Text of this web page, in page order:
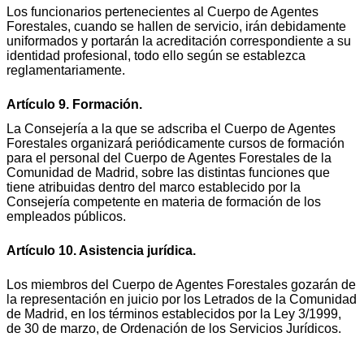
Los funcionarios pertenecientes al Cuerpo de Agentes
Forestales, cuando se hallen de servicio, irán debidamente
uniformados y portarán la acreditación correspondiente a su
identidad profesional, todo ello según se establezca
reglamentariamente.
Artículo 9. Formación.
La Consejería a la que se adscriba el Cuerpo de Agentes
Forestales organizará periódicamente cursos de formación
para el personal del Cuerpo de Agentes Forestales de la
Comunidad de Madrid, sobre las distintas funciones que
tiene atribuidas dentro del marco establecido por la
Consejería competente en materia de formación de los
empleados públicos.
Artículo 10. Asistencia jurídica.
Los miembros del Cuerpo de Agentes Forestales gozarán de
la representación en juicio por los Letrados de la Comunidad
de Madrid, en los términos establecidos por la Ley 3/1999,
de 30 de marzo, de Ordenación de los Servicios Jurídicos.